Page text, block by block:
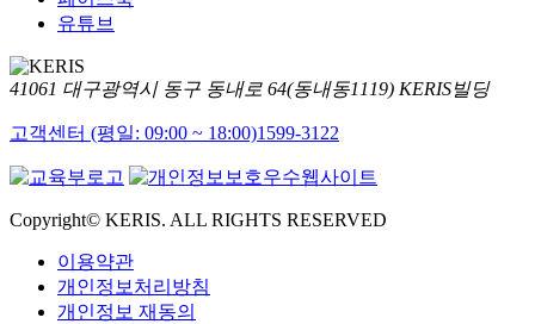
유튜브
41061 대구광역시 동구 동내로 64(동내동1119) KERIS빌딩
고객센터 (평일: 09:00 ~ 18:00)1599-3122
Copyright© KERIS. ALL RIGHTS RESERVED
이용약관
개인정보처리방침
개인정보 재동의